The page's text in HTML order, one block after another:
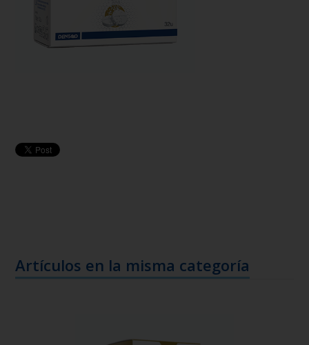
Artículos en la misma categoría